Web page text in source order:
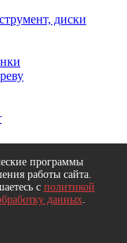
диски
угломеры
кюветы
радиаторные
программы
работы сайта.
с политикой
данных.